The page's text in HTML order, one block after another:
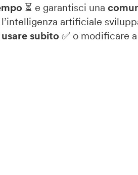
⏳ e garantisci una
artificiale
usare subito ✅ o modificare